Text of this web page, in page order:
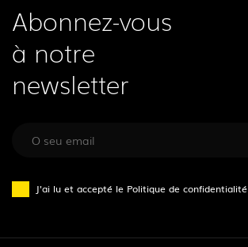
Abonnez-vous
à notre
newsletter
J'ai lu et accepté le Politique de confidentialité